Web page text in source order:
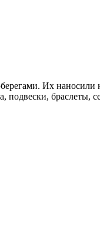
Их
браслеты,